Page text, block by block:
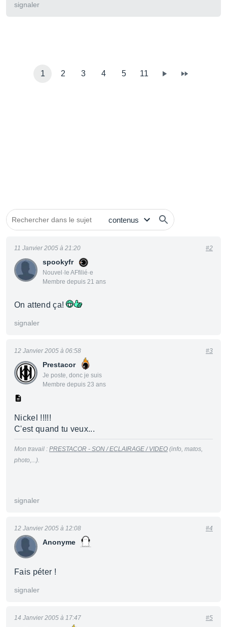
signaler
1 2 3 4 5 11
spookyfr
Nouvel·le AFfilié·e
Membre depuis 21 ans
11 Janvier 2005 à 21:20 #2
On attend ça!
signaler
Prestacor
Je poste, donc je suis
Membre depuis 23 ans
12 Janvier 2005 à 06:58 #3
Nickel !!!!!
C'est quand tu veux...
Mon travail : PRESTACOR - SON / ECLAIRAGE / VIDEO (info, matos,
photo,...).
signaler
Anonyme
12 Janvier 2005 à 12:08 #4
Fais péter !
signaler
14 Janvier 2005 à 17:47 #5